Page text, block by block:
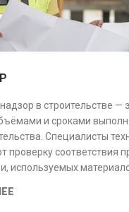
в строительстве —
и сроками
Специалисты
проверку соответствия
используемых
и надёжность объекта.